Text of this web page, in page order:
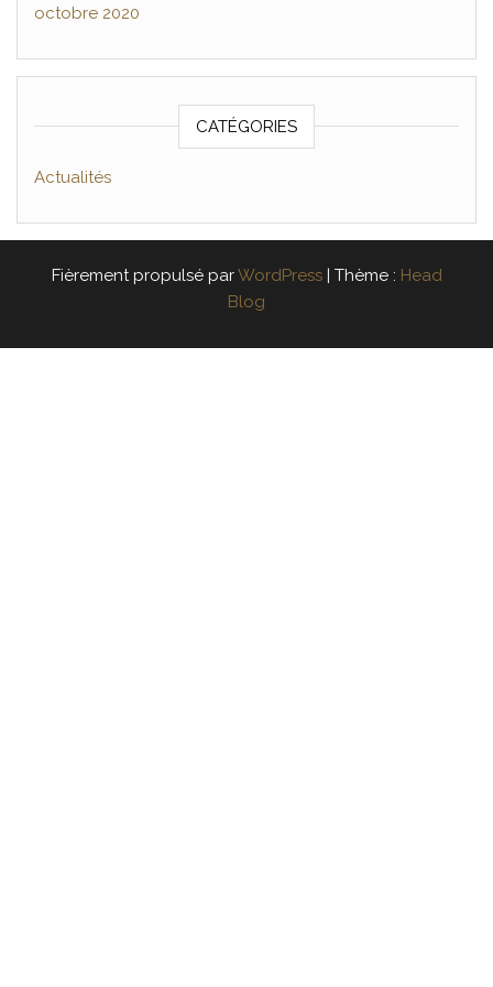
octobre 2020
CATÉGORIES
Actualités
Fièrement propulsé parWordPress Thème : Head
Blog